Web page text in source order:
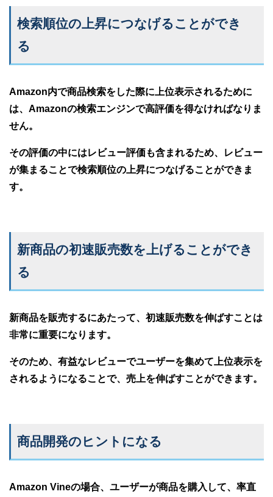
検索順位の上昇につなげることができ
る
Amazon内で商品検索をした際に上位表示されるために
は、Amazonの検索エンジンで高評価を得なければなりま
せん。
その評価の中にはレビュー評価も含まれるため、レビュー
が集まることで検索順位の上昇につなげることができま
す。
新商品の初速販売数を上げることができ
る
新商品を販売するにあたって、初速販売数を伸ばすことは
非常に重要になります。
そのため、有益なレビューでユーザーを集めて上位表示を
されるようになることで、売上を伸ばすことができます。
商品開発のヒントになる
Amazon Vineの場合、ユーザーが商品を購入して、率直